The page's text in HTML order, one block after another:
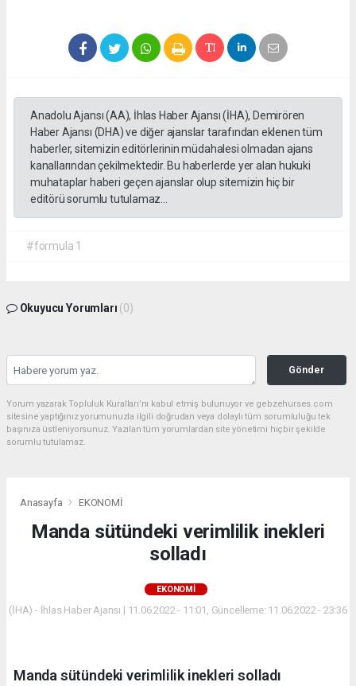
Anadolu Ajansı (AA), İhlas Haber Ajansı (İHA), Demirören
Haber Ajansı (DHA) ve diğer ajanslar tarafından eklenen tüm
haberler, sitemizin editörlerinin müdahalesi olmadan ajans
kanallarından çekilmektedir. Bu haberlerde yer alan hukuki
muhataplar haberi geçen ajanslar olup sitemizin hiç bir
editörü sorumlu tutulamaz...
#formula 1
Okuyucu Yorumları (0)
Gönder
Yorum yazarak Topluluk Kuralları’nı kabul etmiş bulunuyor ve gebzehurses.com
sitesine yaptığınız yorumunuzla ilgili doğrudan veya dolaylı tüm sorumluluğu tek
başınıza üstleniyorsunuz. Yazılan tüm yorumlardan site yönetimi hiçbir şekilde
sorumlu tutulamaz.
Anasayfa EKONOMİ
Manda sütündeki verimlilik inekleri
solladı
EKONOMİ
(İHA) - İhlas Haber Ajansı | 11.06.2022 - 11:01, Güncelleme: 11.06.2022 - 23:36
Manda sütündeki verimlilik inekleri solladı